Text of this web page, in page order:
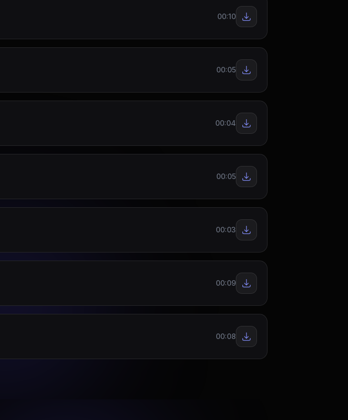
00:10
00:05
00:04
00:05
00:03
00:09
00:08